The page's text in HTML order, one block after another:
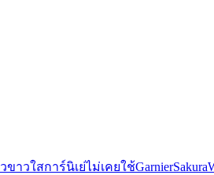
ขาวใสการ์นิเย่ไม่เคยใช้